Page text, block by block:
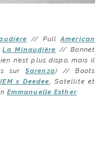
// PullAmerican
La Minaudière // Bonnet
n’est plus dispo, mais il
sur Sarenza) // Boots
x Deedee, Satellite et
Emmanuelle Esther